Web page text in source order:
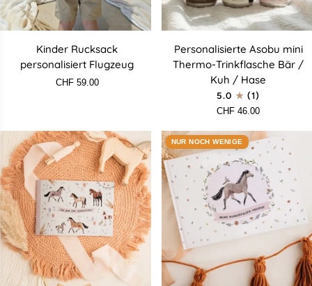
personalisiert
Kinder Rucksack
personalisiert Flugzeug
CHF 59.00
Personalisierte
Asobu
/
Kuh
Hase
Personalisierte Asobu mini
Thermo-Trinkflasche Bär /
Kuh / Hase
5.0
(1)
CHF 46.00
NUR NOCH WENIGE